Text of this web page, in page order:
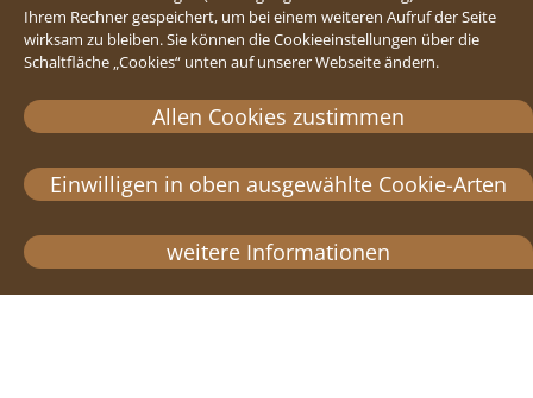
Ihrem Rechner gespeichert, um bei einem weiteren Aufruf der Seite
wirksam zu bleiben. Sie können die Cookieeinstellungen über die
Schaltfläche „Cookies“ unten auf unserer Webseite ändern.
Allen Cookies zustimmen
Einwilligen in oben ausgewählte Cookie-Arten
weitere Informationen